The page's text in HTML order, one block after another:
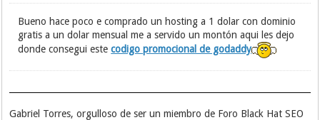
Bueno hace poco e comprado un hosting a 1 dolar con dominio
gratis a un dolar mensual me a servido un montón aqui les dejo
donde consegui estecodigo promocional de godaddy
Gabriel Torres, orgulloso de ser un miembro de Foro Black Hat SEO